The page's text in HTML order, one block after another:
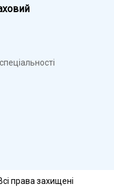
права захищені